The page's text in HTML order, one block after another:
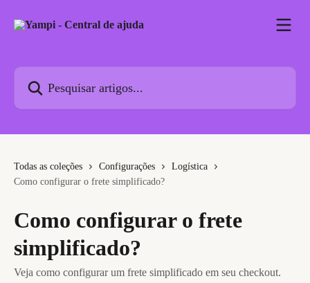
Todas as coleções Configurações
Logística
Como configurar o frete simplificado?
Como configurar o frete
simplificado?
Veja como configurar um frete simplificado em seu checkout.